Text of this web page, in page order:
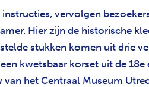
vervolgen
Hier zijn de historische
stukken komen uit drie
kwetsbaar korset uit de 18e
van het Centraal Museum